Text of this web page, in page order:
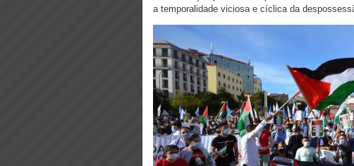
a temporalidade viciosa e cíclica da